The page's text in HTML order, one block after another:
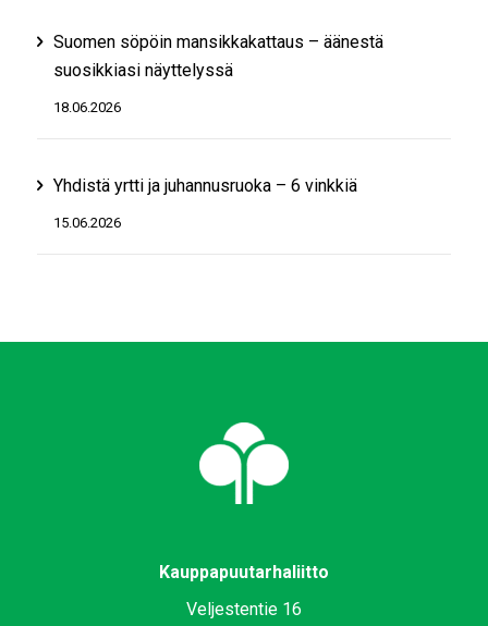
Suomen söpöin mansikkakattaus – äänestä
suosikkiasi näyttelyssä
18.06.2026
Yhdistä yrtti ja juhannusruoka – 6 vinkkiä
15.06.2026
Kauppapuutarhaliitto
Veljestentie 16